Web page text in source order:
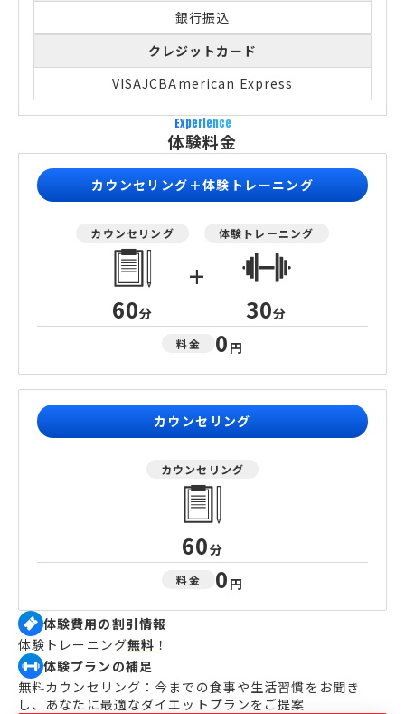
銀行振込
クレジットカード
VISAJCBAmerican Express
Experience
体験料金
カウンセリング＋体験トレーニング
カウンセリング
60分
+
体験トレーニング
30分
料金 0 円
カウンセリング
カウンセリング
60分
料金 0 円
体験費用の割引情報
体験トレーニング無料 ！
体験プランの補足
無料カウンセリング：今までの食事や生活習慣をお聞き
し、あなたに最適なダイエットプランをご提案